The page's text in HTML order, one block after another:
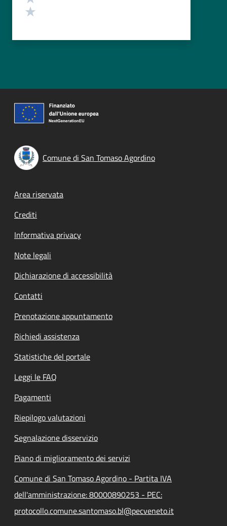
Comune di San Tomaso Agordino
Footer menu
Area riservata
Crediti
Informativa privacy
Note legali
Dichiarazione di accessibilità
Contatti
Prenotazione appuntamento
Richiedi assistenza
Statistiche del portale
Leggi le FAQ
Pagamenti
Riepilogo valutazioni
Segnalazione disservizio
Piano di miglioramento dei servizi
Comune di San Tomaso Agordino - Partita IVA
dell'amministrazione: 80000890253 - PEC:
protocollo.comune.santomaso.bl@pecveneto.it